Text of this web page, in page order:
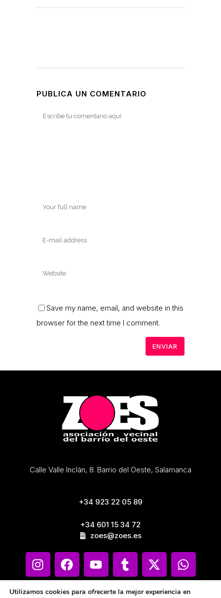
PUBLICA UN COMENTARIO
Save my name, email, and website in this
browser for the next time I comment.
Calle Valle Inclán, 8. Barrio del Oeste, Salamanca
+34 923 22 05 89
+34 601 15 34 72
zoes@zoes.es
Utilizamos cookies para ofrecerte la mejor experiencia en